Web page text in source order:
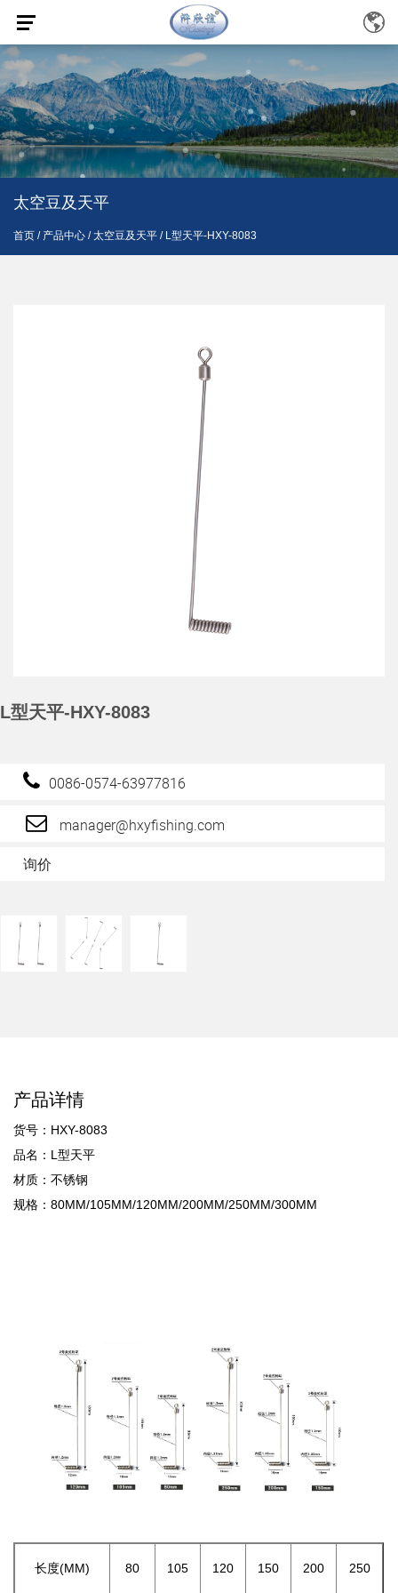
太空豆及天平
首页 / 产品中心 /太空豆及天平 / L型天平-HXY-8083
L型天平-HXY-8083
0086-0574-63977816
manager@hxyfishing.com
询价
产品详情
货号：HXY-8083
品名：L型天平
材质：不锈钢
规格：80MM/105MM/120MM/200MM/250MM/300MM
长度(MM) 80 105 120 150 200 250